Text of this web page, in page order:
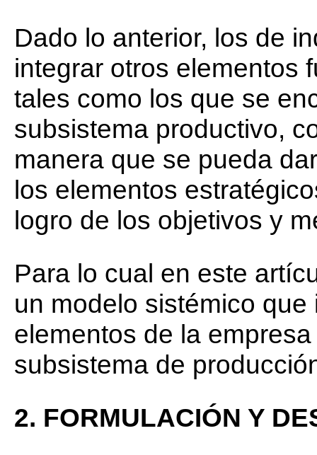
Dado lo anterior, los de
integrar otros elementos
tales como los que se
subsistema productivo,
manera que se pueda
los elementos
logro de los objetivos y
Para lo cual en este
un modelo sistémico
elementos de la
subsistema de
2. FORMULACIÓN Y